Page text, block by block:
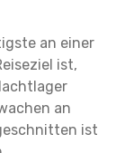
an einer
ist,
an
ist